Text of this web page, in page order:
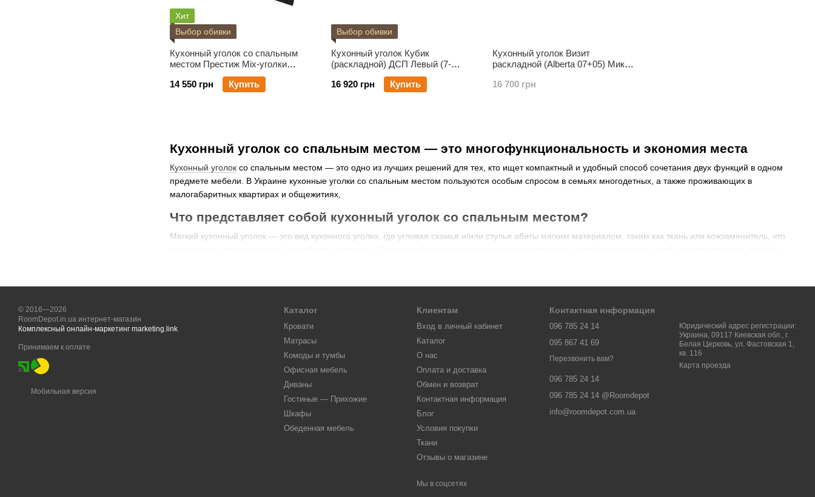
Хит
Выбор обивки
Кухонный уголок со спальным
местом Престиж Mix-уголки
Левый (7-образный) категория
обивки 1
14 550 грн Купить
Выбор обивки
Кухонный уголок Кубик
(раскладной) ДСП Левый (7-
образный) Mix-уголки категория 1
16 920 грн
Купить
Кухонный уголок Визит
раскладной (Alberta 07+05) Микс
Орех
16 700 грн
Кухонный уголок со спальным местом — это многофункциональность и экономия места
Кухонный уголок со спальным местом — это одно из лучших решений для тех, кто ищет компактный и удобный способ сочетания двух функций в одном
предмете мебели. В Украине кухонные уголки со спальным местом пользуются особым спросом в семьях многодетных, а также проживающих в
малогабаритных квартирах и общежитиях,
Что представляет собой кухонный уголок со спальным местом?
Мягкий кухонный уголок — это вид кухонного уголка, где угловая скамья и/или стулья обиты мягким материалом, таким как ткань или кожзаменитель, что
© 2016—2026
RoomDepot.in.ua интернет-магазин
Комплексный онлайн-маркетинг marketing.link
Принимаем к оплате
Мобильная версия
Каталог
Кровати
Матрасы
Комоды и тумбы
Офисная мебель
Диваны
Гостиные — Прихожие
Шкафы
Обеденная мебель
Клиентам
Вход в личный кабинет
Каталог
О нас
Оплата и доставка
Обмен и возврат
Контактная информация
Блог
Условия покупки
Ткани
Отзывы о магазине
Мы в соцсетях
Контактная информация
096 785 24 14
095 867 41 69
Перезвонить вам?
096 785 24 14
096 785 24 14 @Roomdepot
info@roomdepot.com.ua
Юридический адрес регистрации:
Украина, 09117 Киевская обл., г.
Белая Церковь, ул. Фастовская 1,
кв. 116
Карта проезда